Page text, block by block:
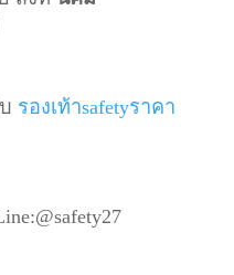
รองเท้าsafetyราคา